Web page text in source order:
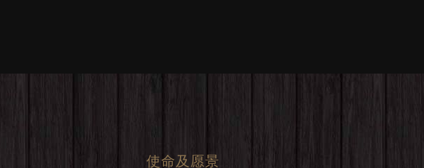
使命及愿景